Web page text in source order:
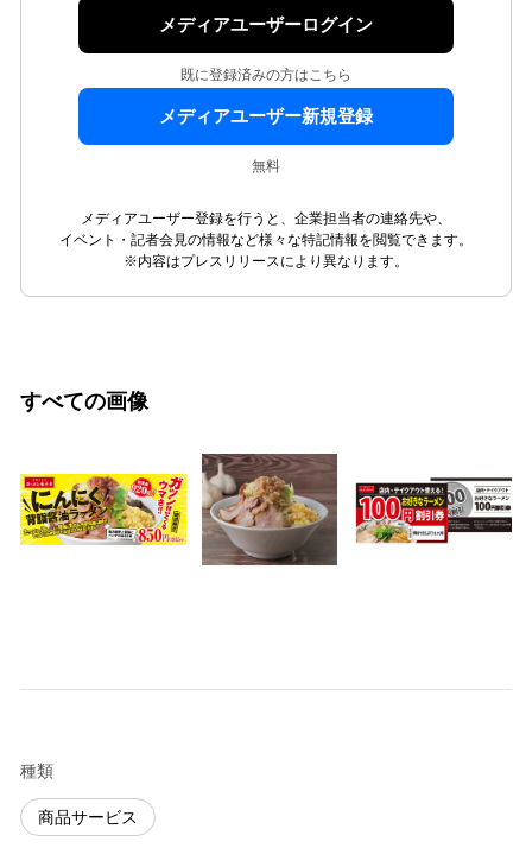
メディアユーザーログイン
既に登録済みの方はこちら
メディアユーザー新規登録
無料
メディアユーザー登録を行うと、企業担当者の連絡先や、
イベント・記者会見の情報など様々な特記情報を閲覧できます。
※内容はプレスリリースにより異なります。
すべての画像
種類
商品サービス